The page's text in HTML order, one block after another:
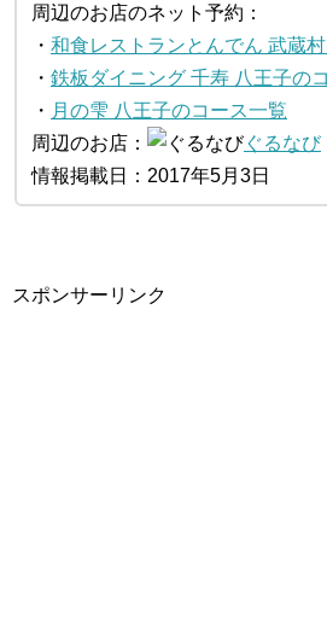
周辺のお店のネット予約：
・ 和食レストランとんでん 武蔵
・ 鉄板ダイニング 千寿 八王子の
・ 月の雫 八王子のコース一覧
周辺のお店：
ぐるなび
情報掲載日：2017年5月3日
スポンサーリンク